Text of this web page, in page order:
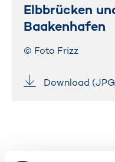
Elbbrücken
Baakenhafen
© Foto Frizz
Download